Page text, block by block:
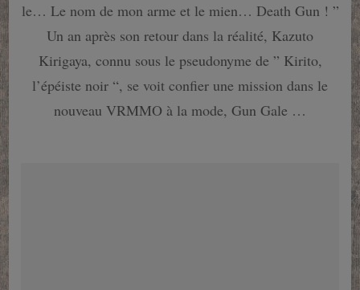
tome
3
Fini
la
place
le… Le nom de mon arme et le mien… Death Gun ! ”
Un an après son retour dans la réalité, Kazuto
Kirigaya, connu sous le pseudonyme de ” Kirito,
l’épéiste noir “, se voit confier une mission dans le
nouveau VRMMO à la mode, Gun Gale …